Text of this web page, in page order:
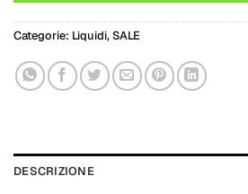
Categorie: Liquidi,SALE
DESCRIZIONE